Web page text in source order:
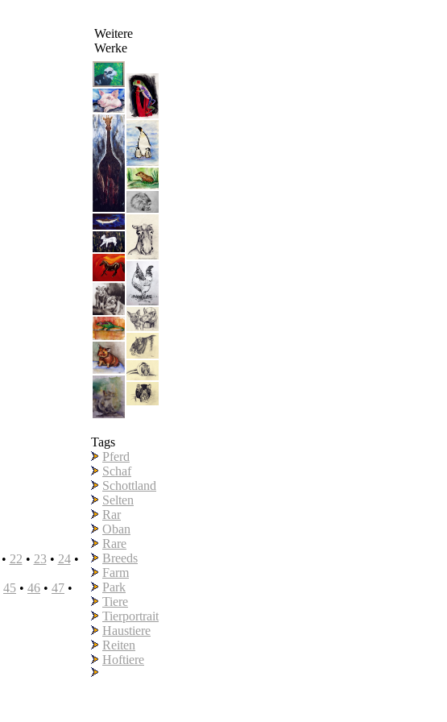
• 22 • 23• 24•
45 • 46 • 47 •
Weitere
Werke
Tags
Pferd
Schaf
Schottland
Selten
Rar
Oban
Rare
Breeds
Farm
Park
Tiere
Tierportrait
Haustiere
Reiten
Hoftiere